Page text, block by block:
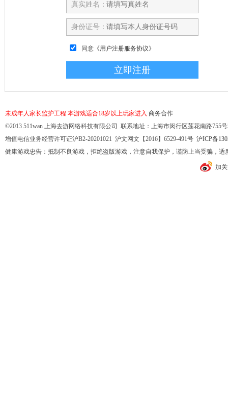
真实姓名：
身份证号：
同意 《用户注册服务协议》
未成年人家长监护工程 本游戏适合18岁以上玩家进入 商务合作
©2013 511wan 上海去游网络科技有限公司 联系地址：上海市闵行区莲花南路755
增值电信业务经营许可证沪B2-20201021 沪文网文【2016】6529-491号 沪ICP备
健康游戏忠告：抵制不良游戏，拒绝盗版游戏，注意自我保护，谨防上当受骗，
加